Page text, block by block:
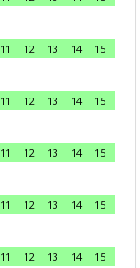
11 12 13 14
15
11 12 13 14
15
11 12 13 14
15
11 12 13 14
15
11 12 13 14
15